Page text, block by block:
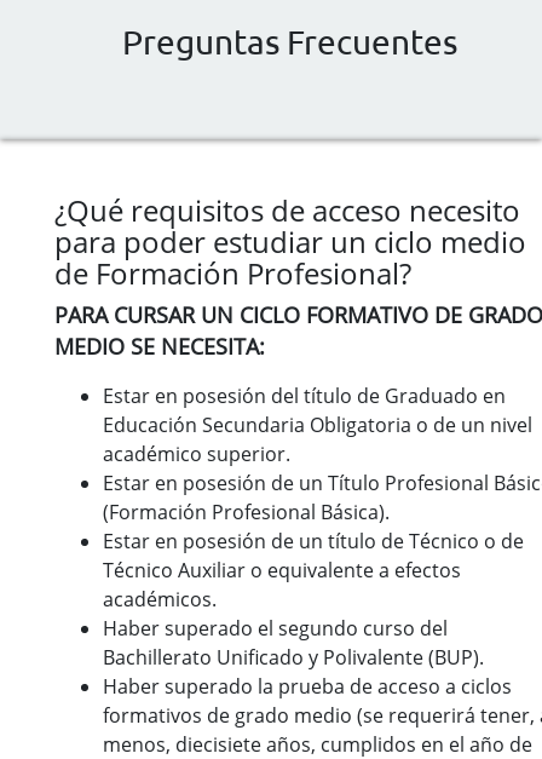
Preguntas Frecuentes
¿Qué requisitos de acceso necesito
para poder estudiar un ciclo medio
de Formación Profesional?
PARA CURSAR UN CICLO FORMATIVO DE GRADO
MEDIO SE NECESITA:
Estar en posesión del título de Graduado en
Educación Secundaria Obligatoria o de un nivel
académico superior.
Estar en posesión de un Título Profesional
(Formación Profesional Básica).
Estar en posesión de un título de Técnico o de
Técnico Auxiliar o equivalente a efectos
académicos.
Haber superado el segundo curso del
Bachillerato Unificado y Polivalente (BUP).
Haber superado la prueba de acceso a ciclos
formativos de grado medio (se requerirá tener,
menos, diecisiete años, cumplidos en el año de